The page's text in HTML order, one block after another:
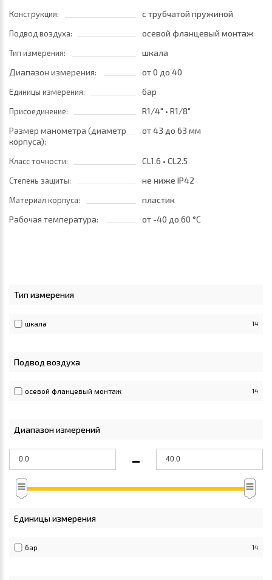
Конструкция: с трубчатой пружиной
Подвод воздуха: осевой фланцевый монтаж
Тип измерения:
шкала
Диапазон измерения:
от 0 до 40
Единицы измерения: бар
Присоединение:
R1/4" • R1/8"
Размер манометра (диаметр
корпуса):
от 43 до 63 мм
Класс точности: CL1.6 • CL2.5
Степень защиты: не ниже IP42
Материал корпуса:
пластик
Рабочая температура:
от -40 до 60 °C
Тип измерения
шкала 14
Подвод воздуха
осевой фланцевый монтаж 14
Диапазон измерений
-
Единицы измерения
бар 14